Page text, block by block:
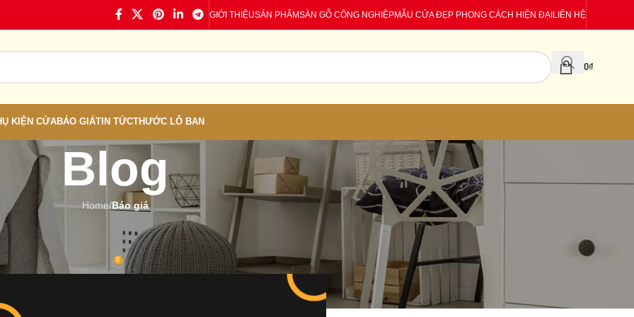
GIỚI THIỆUSẢN PHẨMSÀN GỖ CÔNG NGHIỆPMẪU CỬA ĐẸP PHONG CÁCH HIỆN ĐẠILIÊN HỆ
0₫
KIỆN CỬABÁO GIÁTIN TỨCTHƯỚC LỖ BAN
Blog
Home/Báo giá
, TIN TỨC
Tại Kon Tum
nhựa On 08/12/2023 0
CATEGORIES
Báo giá
Tin tức